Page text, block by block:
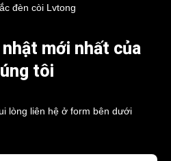
nhật mới nhất của
tôi
lòng liên hệ ở form bên dưới